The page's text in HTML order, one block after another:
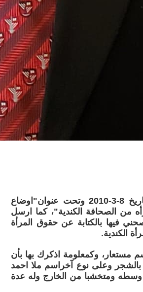
علق ملا شجرعلى مقالي المنشور في الحوار المتمدن بتاريخ 8-3-2010 وتحت عنوان"اوضاع
من الصحافة الكندية"، كما ارسل
فيها بالكتابة عن حقوق المرأة
الكندية.
مستعار، وكمعلومة اذكرك بها بأن
وعلى نوع آخراسم ملا احمد
ومتخشبا من الخارج وله عدة